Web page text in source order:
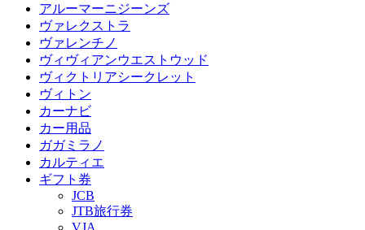
アルーマーニジーンズ
ヴァレクストラ
ヴァレンチノ
ヴィヴィアンウエストウッド
ヴィクトリアシークレット
ヴィトン
カーナビ
カー用品
ガガミラノ
カルティエ
ギフト券
JCB
JTB旅行券